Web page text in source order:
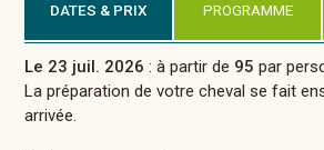
DATES & PRIX PROGRAMME
Le 23 juil. 2026 : à partir de 95 par
La préparation de votre cheval se fait
arrivée.